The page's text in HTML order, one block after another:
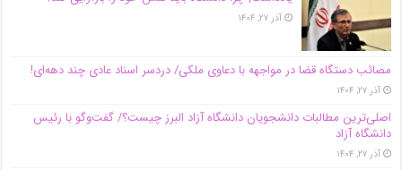
آذر ۲۷, ۱۴۰۴
مصائب دستگاه قضا در مواجهه با دعاوی ملکی/ دردسر اسناد عادی چند‌ دهه‌ای!
آذر ۲۷, ۱۴۰۴
اصلی‌ترین مطالبات دانشجویان دانشگاه آزاد البرز چیست؟/ گفت‌وگو با رئیس
دانشگاه آز‌اد
آذر ۲۷, ۱۴۰۴